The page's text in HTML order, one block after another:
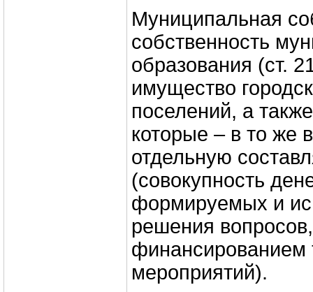
Муниципальная
собственность
образования (ст.
имущество
поселений, а
которые – в то же
отдельную
(совокупность
формируемых и
решения
финансированием
мероприятий).